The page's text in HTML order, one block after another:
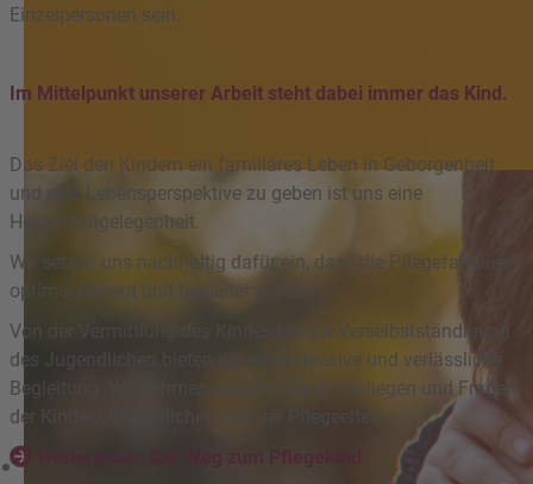
Einzelpersonen sein.
Im Mittelpunkt unserer Arbeit steht dabei immer das Kind.
Das Ziel den Kindern ein familiäres Leben in Geborgenheit
und eine Lebensperspektive zu geben ist uns eine
Herzensangelegenheit.
Wir setzen uns nachhaltig dafür ein, dass die Pflegefamilien
optimal betreut und begleitet werden.
Von der Vermittlung des Kindes bis zur Verselbstständigung
des Jugendlichen bieten wir eine intensive und verlässliche
Begleitung. Wir nehmen uns Zeit für die Anliegen und Fragen
der Kinder/Jugendlichen und der Pflegeeltern.
Weiterlesen: Der Weg zum Pflegekind